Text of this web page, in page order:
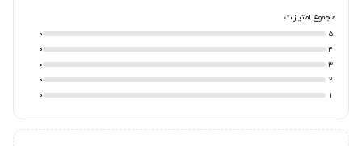
مجموع امتیازات
5
0
4
0
3
0
2
0
1
0